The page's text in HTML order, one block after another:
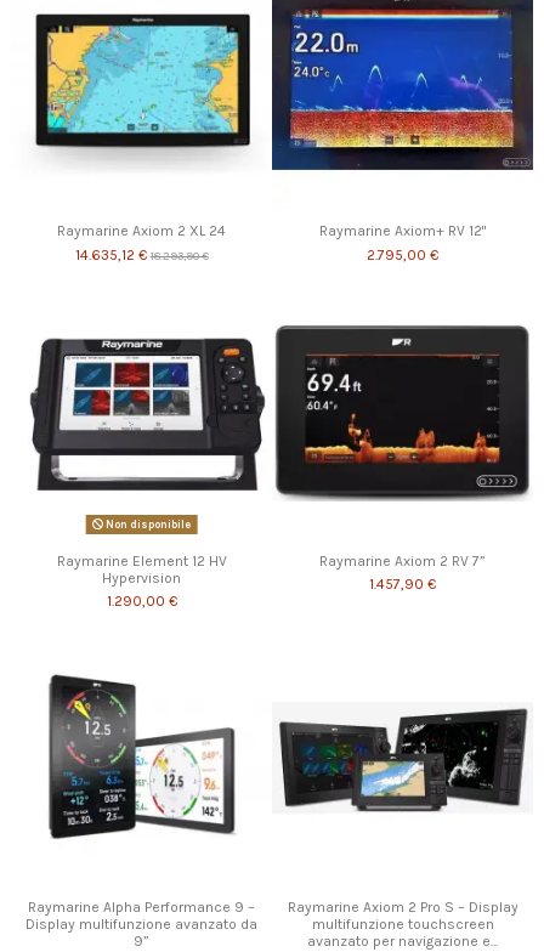
Raymarine Axiom 2 XL 24
14.635,12 €18.293,90 €
Raymarine Axiom+ RV 12"
2.795,00 €
Non disponibile
Raymarine Element 12 HV
Hypervision
1.290,00 €
Raymarine Axiom 2 RV 7”
1.457,90 €
Raymarine Alpha Performance 9 –
Display multifunzione avanzato da
9”
Raymarine Axiom 2 Pro S – Display
multifunzione touchscreen
avanzato per navigazione e...